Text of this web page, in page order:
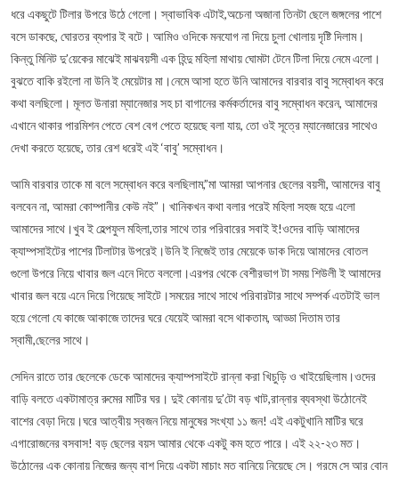
ধরে একছুটে টিলার উপরে উঠে গেলো। স্বাভাবিক এটাই,অচেনা অজানা তিনটা ছেলে জঙ্গলের পাশে
বসে ডাকছে, ঘোরতর ব্যপার ই বটে। আমিও ওদিকে মনযোগ না দিয়ে চুলা খোলায় দৃষ্টি দিলাম।
কিন্তু মিনিট দু’য়েকের মাঝেই মাঝবয়সী এক হিন্দু মহিলা মাথায় ঘোমটা টেনে টিলা দিয়ে নেমে এলো।
বুঝতে বাকি রইলো না উনি ই মেয়েটার মা।নেমে আসা হতে উনি আমাদের বারবার বাবু সম্বোধন করে
কথা বলছিলো। মূলত উনারা ম্যানেজার সহ চা বাগানের কর্মকর্তাদের বাবু সম্বোধন করেন, আমাদের
এখানে থাকার পারমিশন পেতে বেশ বেগ পেতে হয়েছে বলা যায়, তো ওই সূত্রে ম্যানেজারের সাথেও
দেখা করতে হয়েছে, তার রেশ ধরেই এই ‘বাবু’ সম্বোধন।
আমি বারবার তাকে মা বলে সম্বোধন করে বলছিলাম,”মা আমরা আপনার ছেলের বয়সী, আমাদের বাবু
বলবেন না, আমরা কোম্পানীর কেউ নই”। খানিকখন কথা বলার পরেই মহিলা সহজ হয়ে এলো
আমাদের সাথে।খুব ই হেল্পফুল মহিলা,তার সাথে তার পরিবারের সবাই ই!ওদের বাড়ি আমাদের
ক্যাম্পসাইটের পাশের টিলাটার উপরেই।উনি ই নিজেই তার মেয়েকে ডাক দিয়ে আমাদের বোতল
গুলো উপরে নিয়ে খাবার জল এনে দিতে বললো।এরপর থেকে বেশীরভাগ টা সময় শিউলী ই আমাদের
খাবার জল বয়ে এনে দিয়ে গিয়েছে সাইটে।সময়ের সাথে সাথে পরিবারটার সাথে সম্পর্ক এতটাই ভাল
হয়ে গেলো যে কাজে আকাজে তাদের ঘরে যেয়েই আমরা বসে থাকতাম, আড্ডা দিতাম তার
স্বামী,ছেলের সাথে।
সেদিন রাতে তার ছেলেকে ডেকে আমাদের ক্যাম্পসাইটে রান্না করা খিচুড়ি ও খাইয়েছিলাম।ওদের
বাড়ি বলতে একটামাত্র রুমের মাটির ঘর। দুই কোনায় দু’টো বড় খাট,রান্নার ব্যবস্থা উঠোনেই
বাশের বেড়া দিয়ে।ঘরে আত্বীয় স্বজন নিয়ে মানুষের সংখ্যা ১১ জন! এই একটুখানি মাটির ঘরে
এগারোজনের বসবাস! বড় ছেলের বয়স আমার থেকে একটু কম হতে পারে। এই ২২-২৩ মত।
উঠোনের এক কোনায় নিজের জন্য বাশ দিয়ে একটা মাচাং মত বানিয়ে নিয়েছে সে। গরমে সে আর বোন